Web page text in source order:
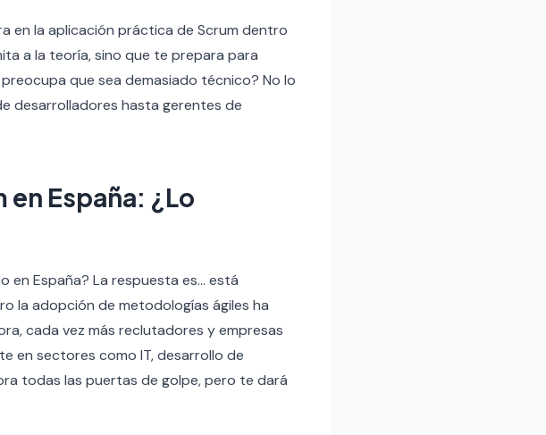
en la aplicación práctica de Scrum dentro
a la teoría, sino que te prepara para
que sea demasiado técnico? No lo
desarrolladores hasta gerentes de
España: ¿Lo
en España? La respuesta es… está
la adopción de metodologías ágiles ha
cada vez más reclutadores y empresas
en sectores como IT, desarrollo de
todas las puertas de golpe, pero te dará